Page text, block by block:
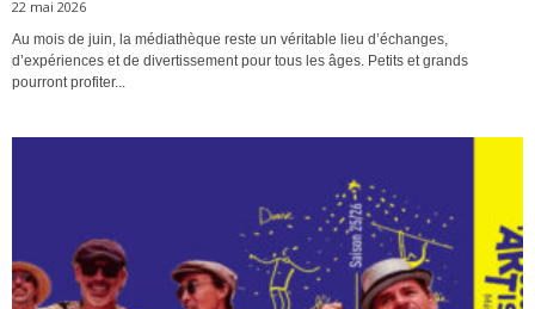
22 mai 2026
Au mois de juin, la médiathèque reste un véritable lieu d’échanges,
d’expériences et de divertissement pour tous les âges. Petits et grands
pourront profiter...